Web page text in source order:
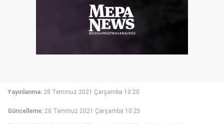
Yayınlanma: 28 Temmuz 2021 Çarşamba 10:20
Güncelleme: 28 Temmuz 2021 Çarşamba 10:25